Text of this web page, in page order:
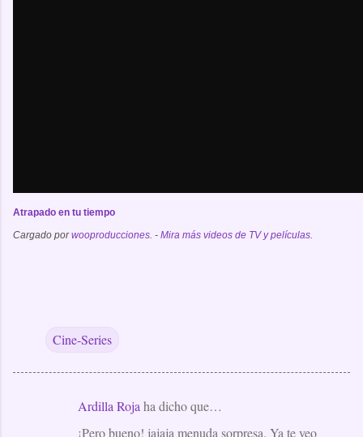
Atrapado en tu tiempo
Cargado por wooproducciones. - Mira más videos de TV y películas.
Cine-Series
Ardilla Roja ha dicho que…
¡Pero bueno! jajaja menuda sorpresa. Ya te veo